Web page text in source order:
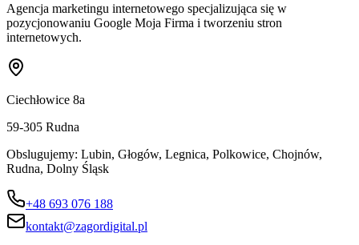
Agencja marketingu internetowego specjalizująca się w
pozycjonowaniu Google Moja Firma i tworzeniu stron
internetowych.
Ciechłowice 8a
59-305 Rudna
Obslugujemy: Lubin, Głogów, Legnica, Polkowice, Chojnów,
Rudna, Dolny Śląsk
+48 693 076 188
kontakt@zagordigital.pl